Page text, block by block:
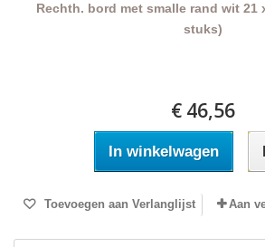
Rechth. bord met smalle rand wit 21
stuks)
€ 46,56
In winkelwagen
Toevoegen aan Verlanglijst Aan